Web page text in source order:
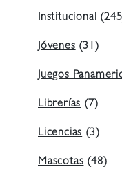
Institucional
Jóvenes(31)
Juegos
Librerías(7)
Licencias(3)
Mascotas(48)